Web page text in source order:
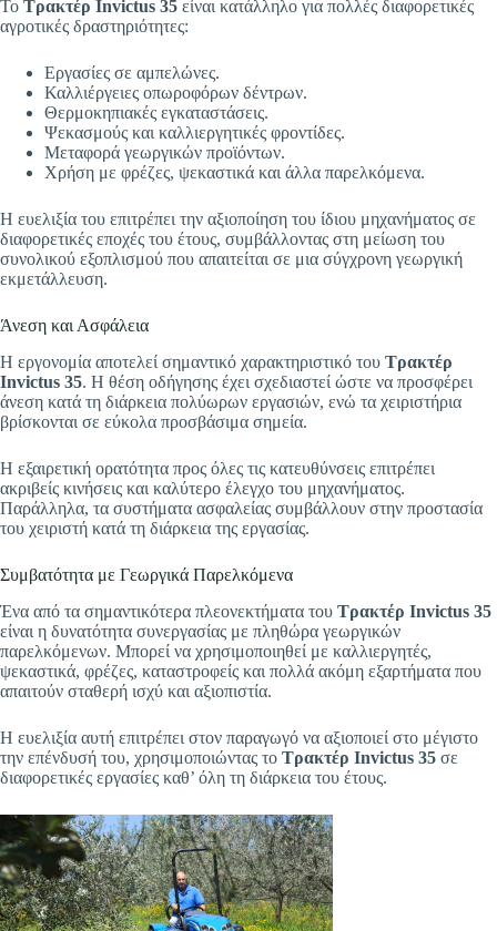
Το Τρακτέρ Invictus 35 είναι κατάλληλο για πολλές διαφορετικές
αγροτικές δραστηριότητες:
Εργασίες σε αμπελώνες.
Καλλιέργειες οπωροφόρων δέντρων.
Θερμοκηπιακές εγκαταστάσεις.
Ψεκασμούς και καλλιεργητικές φροντίδες.
Μεταφορά γεωργικών προϊόντων.
Χρήση με φρέζες, ψεκαστικά και άλλα παρελκόμενα.
Η ευελιξία του επιτρέπει την αξιοποίηση του ίδιου μηχανήματος σε
διαφορετικές εποχές του έτους, συμβάλλοντας στη μείωση του
συνολικού εξοπλισμού που απαιτείται σε μια σύγχρονη γεωργική
εκμετάλλευση.
Άνεση και Ασφάλεια
Η εργονομία αποτελεί σημαντικό χαρακτηριστικό του Τρακτέρ
Invictus 35. Η θέση οδήγησης έχει σχεδιαστεί ώστε να προσφέρει
άνεση κατά τη διάρκεια πολύωρων εργασιών, ενώ τα χειριστήρια
βρίσκονται σε εύκολα προσβάσιμα σημεία.
Η εξαιρετική ορατότητα προς όλες τις κατευθύνσεις επιτρέπει
ακριβείς κινήσεις και καλύτερο έλεγχο του μηχανήματος.
Παράλληλα, τα συστήματα ασφαλείας συμβάλλουν στην προστασία
του χειριστή κατά τη διάρκεια της εργασίας.
Συμβατότητα με Γεωργικά Παρελκόμενα
Ένα από τα σημαντικότερα πλεονεκτήματα του Τρακτέρ Invictus 35
είναι η δυνατότητα συνεργασίας με πληθώρα γεωργικών
παρελκόμενων. Μπορεί να χρησιμοποιηθεί με καλλιεργητές,
ψεκαστικά, φρέζες, καταστροφείς και πολλά ακόμη εξαρτήματα που
απαιτούν σταθερή ισχύ και αξιοπιστία.
Η ευελιξία αυτή επιτρέπει στον παραγωγό να αξιοποιεί στο μέγιστο
την επένδυσή του, χρησιμοποιώντας το Τρακτέρ Invictus 35 σε
διαφορετικές εργασίες καθ’ όλη τη διάρκεια του έτους.